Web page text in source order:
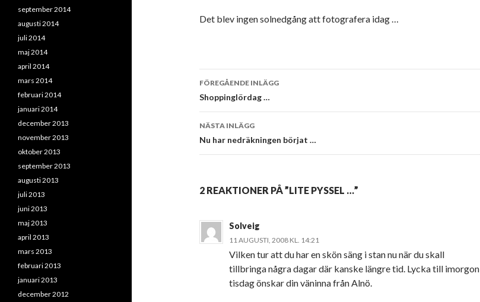
Det blev ingen solnedgång att fotografera idag …
Inläggsnavigering
FÖREGÅENDE INLÄGG
Shoppinglördag …
NÄSTA INLÄGG
Nu har nedräkningen börjat …
2 REAKTIONER PÅ ”LITE PYSSEL …”
Solveig
11 AUGUSTI, 2008 KL. 14:21
Vilken tur att du har en skön säng i stan nu när du skall
tillbringa några dagar där kanske längre tid. Lycka till imorgon
tisdag önskar din väninna från Alnö.
september 2014
augusti 2014
juli 2014
maj 2014
april 2014
mars 2014
februari 2014
januari 2014
december 2013
november 2013
oktober 2013
september 2013
augusti 2013
juli 2013
juni 2013
maj 2013
april 2013
mars 2013
februari 2013
januari 2013
december 2012